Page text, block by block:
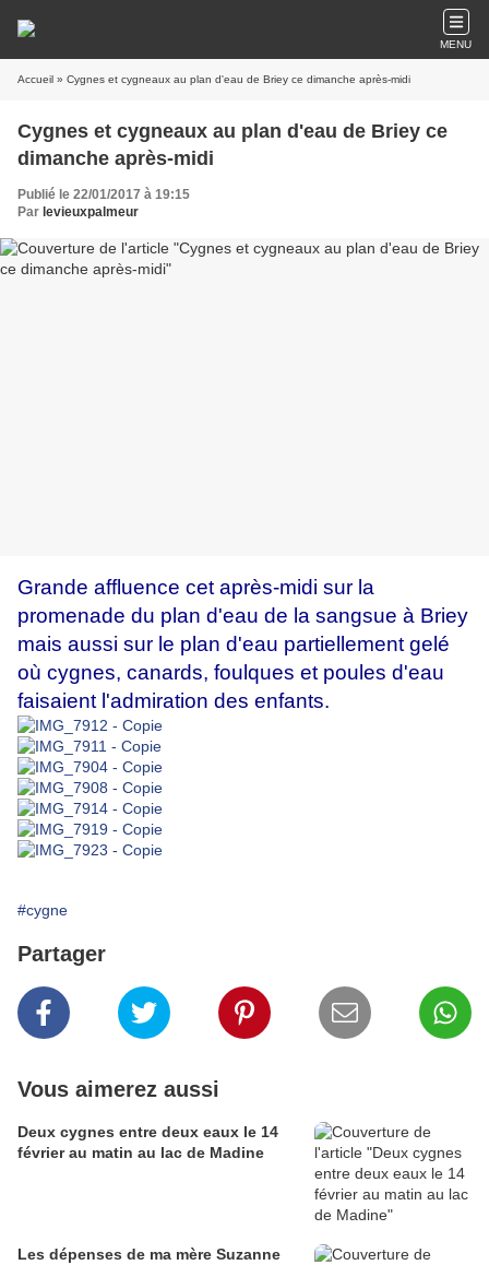
MENU
Accueil » Cygnes et cygneaux au plan d'eau de Briey ce dimanche après-midi
Cygnes et cygneaux au plan d'eau de Briey ce
dimanche après-midi
Publié le 22/01/2017 à 19:15
Par levieuxpalmeur
Grande affluence cet après-midi sur la
promenade du plan d'eau de la sangsue à Briey
mais aussi sur le plan d'eau partiellement gelé
où cygnes, canards, foulques et poules d'eau
faisaient l'admiration des enfants.
#cygne
Partager
Vous aimerez aussi
Deux cygnes entre deux eaux le 14
février au matin au lac de Madine
Les dépenses de ma mère Suzanne